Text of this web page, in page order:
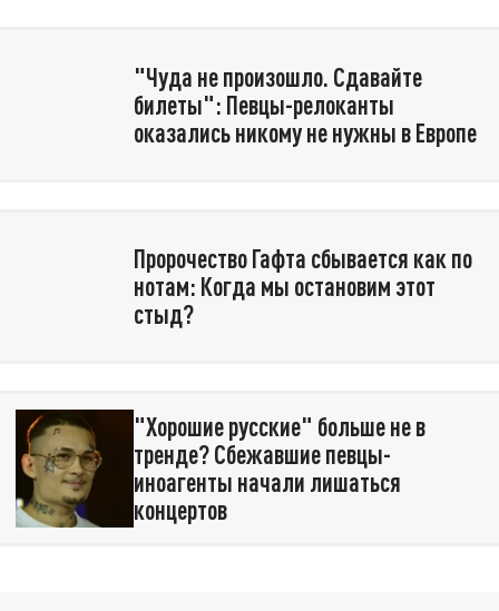
"Чуда не произошло. Сдавайте
билеты": Певцы-релоканты
оказались никому не нужны в Европе
Пророчество Гафта сбывается как по
нотам: Когда мы остановим этот
стыд?
"Хорошие русские" больше не в
тренде? Сбежавшие певцы-
иноагенты начали лишаться
концертов